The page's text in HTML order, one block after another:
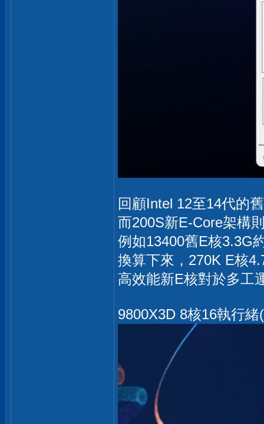
回顧Intel 12至14代的
而200S新E-Core架構
例如13400舊E核3.3G
換算下來，270K E核
高效能新E核對於多工
9800X3D 8核16執行